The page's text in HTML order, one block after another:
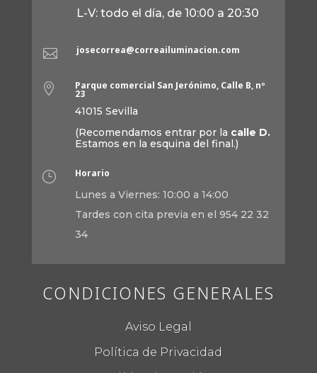
L-V: todo el día, de 10:00 a 20:30
 josecorrea@correailuminacion.com
 Parque comercial San Jerónimo, Calle B, nº
23
41015 Sevilla
(Recomendamos entrar por la calle D.
Estamos en la esquina del final.)
} Horario
Lunes a Viernes: 10:00 a 14:00
Tardes con cita previa en el 954 22 32
34
CONDICIONES GENERALES
Aviso Legal
Política de Privacidad